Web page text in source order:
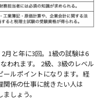
月と年に3回。1級の試験は6
われます。 2級、3級のレベル
ールポイントになります。経
係の仕事に就きたい人は
しょう。